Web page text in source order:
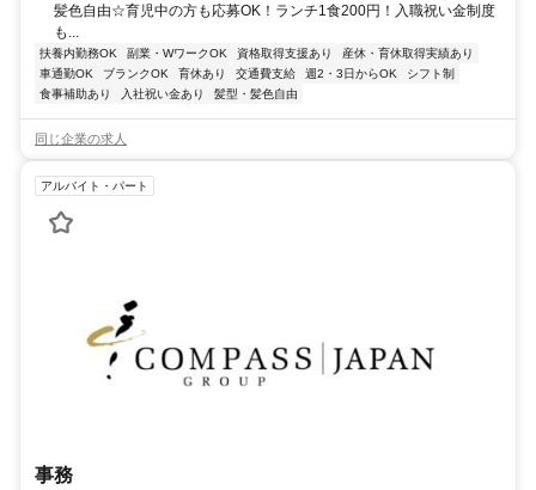
髪色自由☆育児中の方も応募OK！ランチ1食200円！入職祝い金制度
も...
扶養内勤務OK 副業・WワークOK 資格取得支援あり
産休・育休取得実績あり
車通勤OK
ブランクOK 育休あり 交通費支給 週2・3日からOK
シフト制
食事補助あり
入社祝い金あり 髪型・髪色自由
同じ企業の求人
アルバイト・パート
事務